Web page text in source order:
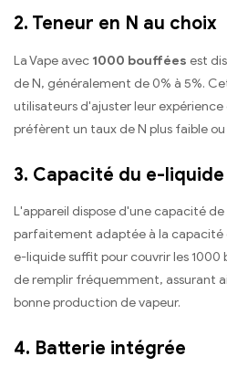
2. Teneur en N au choix
La Vape avec 1000 bouffées est
de N, généralement de 0% à 5%.
utilisateurs d'ajuster leur
préfèrent un taux de N plus faible
3. Capacité du e-liquide
L'appareil dispose d'une capacité
parfaitement adaptée à la
e-liquide suffit pour couvrir les 1000
de remplir fréquemment, assurant
bonne production de vapeur.
4. Batterie intégrée